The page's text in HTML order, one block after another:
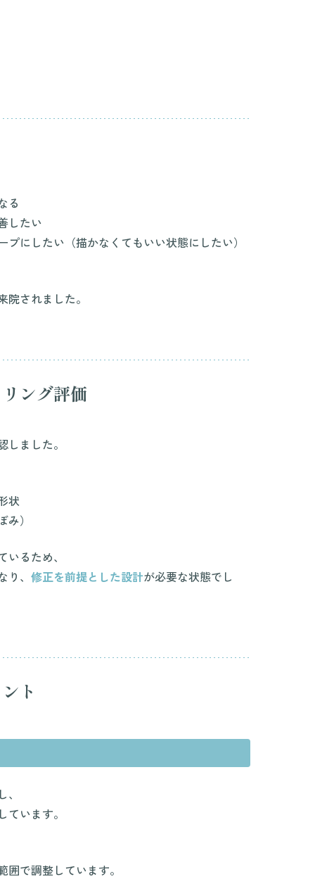
る
したい
プにしたい（描かなくてもいい状態にしたい）
されました。
ング評価
ました。
状
）
るため、
、 修正を前提とした設計が必要な状態でし
ト
います。
で調整しています。